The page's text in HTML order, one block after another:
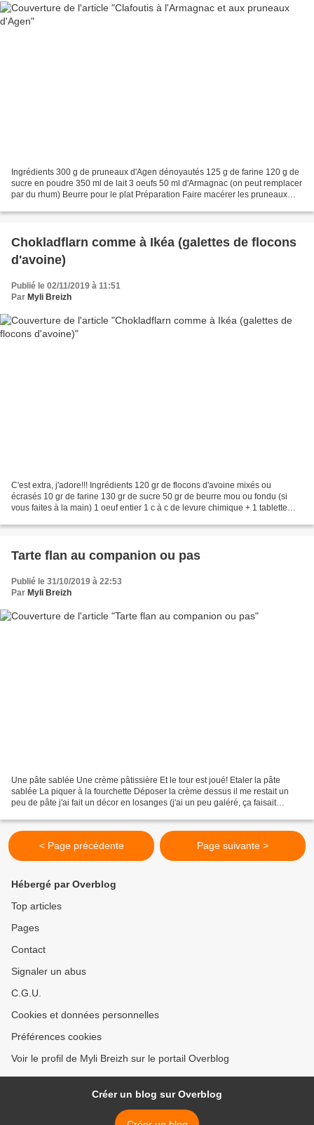
Ingrédients 300 g de pruneaux d'Agen dénoyautés 125 g de farine 120 g de
sucre en poudre 350 ml de lait 3 oeufs 50 ml d'Armagnac (on peut remplacer
par du rhum) Beurre pour le plat Préparation Faire macérer les pruneaux
Chokladflarn comme à Ikéa (galettes de flocons
d'avoine)
Publié le 02/11/2019 à 11:51
Par Myli Breizh
C'est extra, j'adore!!! Ingrédients 120 gr de flocons d'avoine mixés ou
écrasés 10 gr de farine 130 gr de sucre 50 gr de beurre mou ou fondu (si
vous faites à la main) 1 oeuf entier 1 c à c de levure chimique + 1 tablette
Tarte flan au companion ou pas
Publié le 31/10/2019 à 22:53
Par Myli Breizh
Une pâte sablée Une crème pâtissière Et le tour est joué! Etaler la pâte
sablée La piquer à la fourchette Déposer la crème dessus il me restait un
peu de pâte j'ai fait un décor en losanges (j'ai un peu galéré, ça faisait
< Page précédente Page suivante >
Hébergé par Overblog
Top articles
Pages
Contact
Signaler un abus
C.G.U.
Cookies et données personnelles
Préférences cookies
Voir le profil de Myli Breizh sur le portail Overblog
Créer un blog sur Overblog